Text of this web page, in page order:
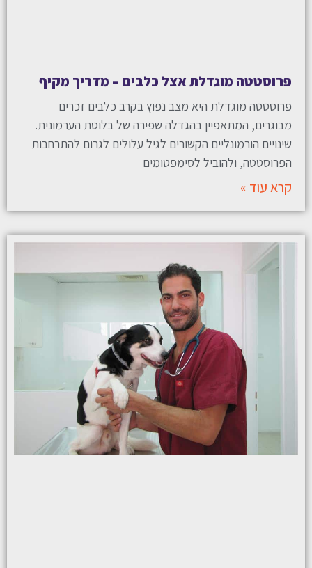
פרוסטטה מוגדלת אצל כלבים – מדריך מקיף
פרוסטטה מוגדלת היא מצב נפוץ בקרב כלבים זכרים
מבוגרים, המתאפיין בהגדלה שפירה של בלוטת הערמונית.
שינויים הורמונליים הקשורים לגיל עלולים לגרום להתרחבות
הפרוסטטה, ולהוביל לסימפטומים
קרא עוד »